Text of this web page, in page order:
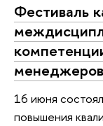
Фестиваль
менеджеров
16 июня
повышения